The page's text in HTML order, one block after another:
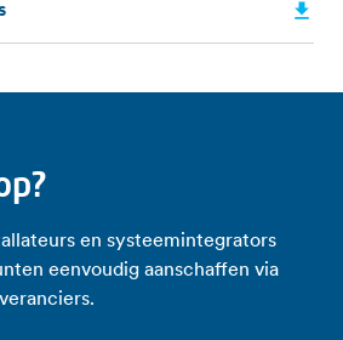
en systeemintegrators
eenvoudig aanschaffen via